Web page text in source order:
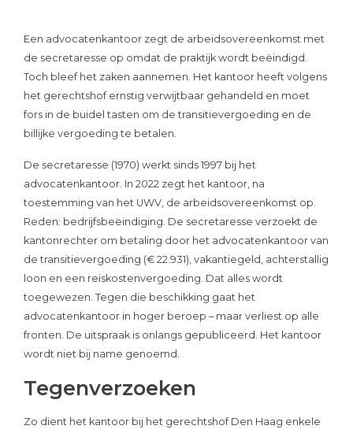
Een advocatenkantoor zegt de arbeidsovereenkomst met
de secretaresse op omdat de praktijk wordt beëindigd.
Toch bleef het zaken aannemen. Het kantoor heeft volgens
het gerechtshof ernstig verwijtbaar gehandeld en moet
fors in de buidel tasten om de transitievergoeding en de
billijke vergoeding te betalen.
De secretaresse (1970) werkt sinds 1997 bij het
advocatenkantoor. In 2022 zegt het kantoor, na
toestemming van het UWV, de arbeidsovereenkomst op.
Reden: bedrijfsbeëindiging. De secretaresse verzoekt de
kantonrechter om betaling door het advocatenkantoor van
de transitievergoeding (€ 22.931), vakantiegeld, achterstallig
loon en een reiskostenvergoeding. Dat alles wordt
toegewezen. Tegen die beschikking gaat het
advocatenkantoor in hoger beroep – maar verliest op alle
fronten. De uitspraak is onlangs gepubliceerd. Het kantoor
wordt niet bij name genoemd.
Tegenverzoeken
Zo dient het kantoor bij het gerechtshof Den Haag enkele